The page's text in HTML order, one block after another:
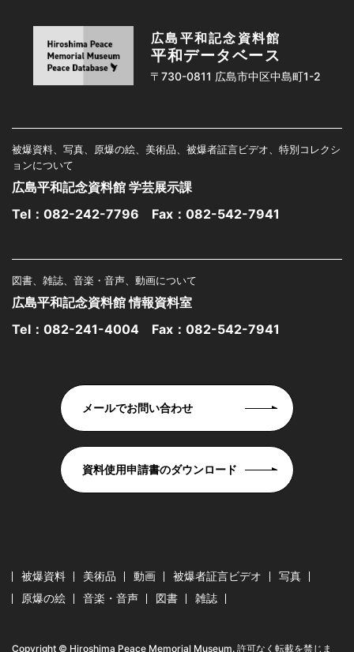
広島平和記念資料館
平和データベース
〒730-0811 広島市中区中島町1-2
被爆資料、写真、原爆の絵、美術品、被爆者証言ビデオ、特別コレクシ
ョンについて
広島平和記念資料館 学芸展示課
Tel： 082-242-7796 Fax：082-542-7941
図書、雑誌、音楽・音声、動画について
広島平和記念資料館 情報資料室
Tel： 082-241-4004 Fax：082-542-7941
メールでお問い合わせ
資料使用申請書のダウンロード
被爆資料 美術品 動画 被爆者証言ビデオ
写真
原爆の絵
音楽・音声 図書 雑誌
Copyright © Hiroshima Peace Memorial Museum. 許可なく転載を禁じま